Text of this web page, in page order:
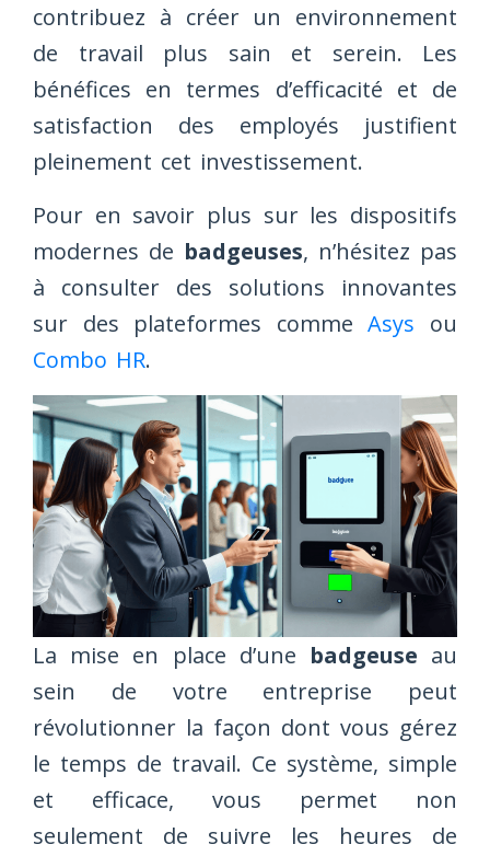
contribuez à créer un environnement
de travail plus sain et serein. Les
bénéfices en termes d’efficacité et de
satisfaction des employés justifient
pleinement cet investissement.
Pour en savoir plus sur les dispositifs
modernes de badgeuses, n’hésitez pas
à consulter des solutions innovantes
sur des plateformes commeAsys ou
Combo HR.
La mise en place d’une badgeuse au
sein de votre entreprise peut
révolutionner la façon dont vous gérez
le temps de travail. Ce système, simple
et efficace, vous permet non
seulement de suivre les heures de